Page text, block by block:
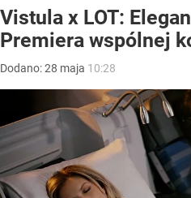
Vistula x LOT:
Premiera wspólnej
Dodano:28 maja 10:28